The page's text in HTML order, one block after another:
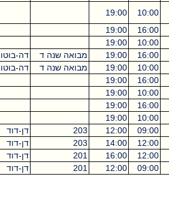
19:00
19:00
19:00
19:00 מבואה שנה ד דה-בוטון
3
19:00 מבואה שנה ד דה-בוטון
9
19:00
19:00
19:00
19:00
12:00
203
3
14:00
203
2
16:00
201
4
12:00
201
3